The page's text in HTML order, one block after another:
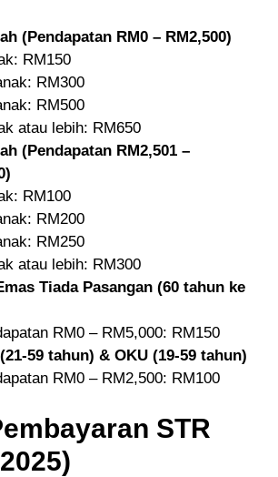
(Pendapatan RM0 – RM2,500)
RM150
RM300
RM500
atau lebih: RM650
(Pendapatan RM2,501 –
RM100
RM200
RM250
atau lebih: RM300
Tiada Pasangan (60 tahun ke
RM0 – RM5,000: RM150
59 tahun) & OKU (19-59 tahun)
RM0 – RM2,500: RM100
STR